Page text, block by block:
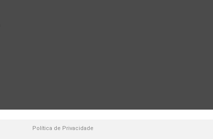
Política de Privacidade